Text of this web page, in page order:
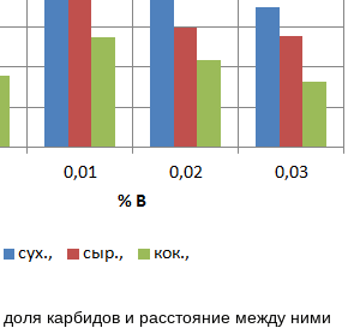
карбидов и расстояние между ними